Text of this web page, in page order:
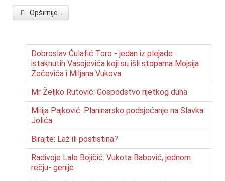
Opširnije...
Dobroslav Ćulafić Toro - jedan iz plejade
istaknutih Vasojevića koji su išli stopama Mojsija
Zečevića i Miljana Vukova
Mr Željko Rutović: Gospodstvo rijetkog duha
Milija Pajković: Planinarsko podsjećanje na Slavka
Jolića
Birajte: Laž ili postistina?
Radivoje Lale Bojičić: Vukota Babović, jednom
rečju- genije